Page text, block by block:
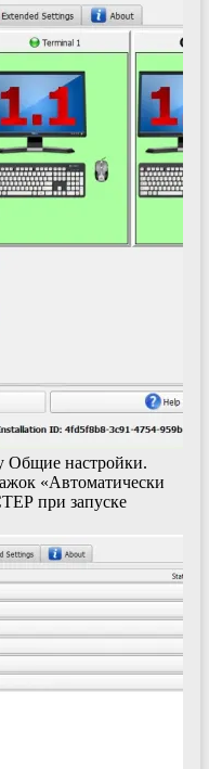
Общие настройки.
«Автоматически
при запуске